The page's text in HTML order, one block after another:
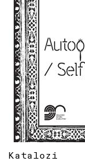
Katalozi